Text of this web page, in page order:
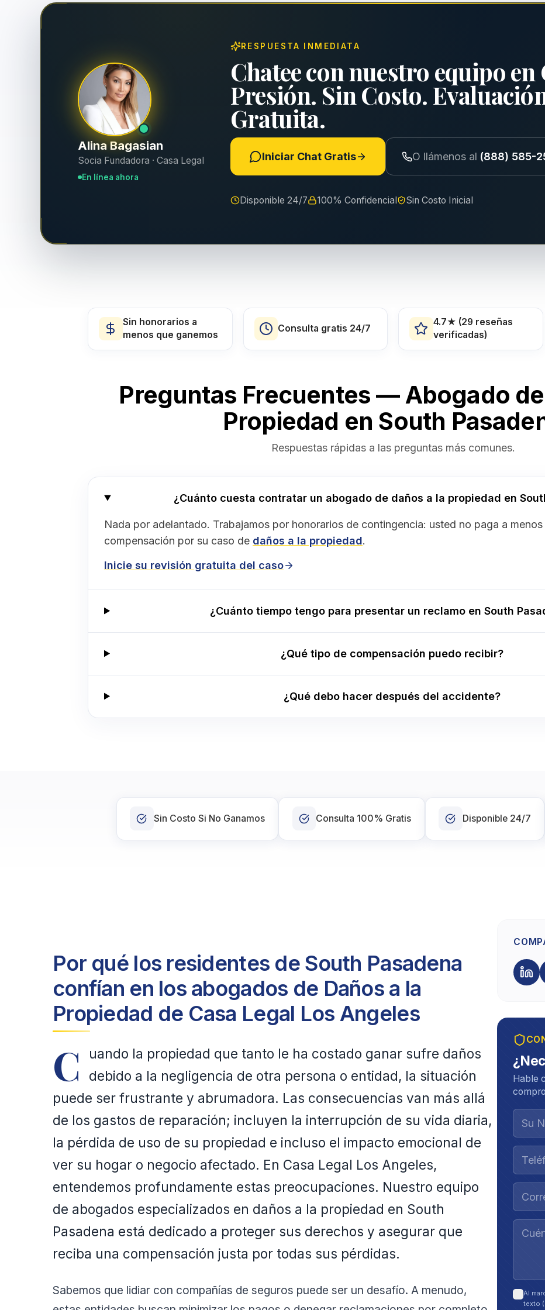
Alina Bagasian
Socia Fundadora · Casa Legal
En línea ahora
RESPUESTA INMEDIATA
Chatee con nuestro equipo en
Presión. Sin Costo.
Gratuita.
Iniciar Chat Gratis O llámenos al (888) 585-
Disponible 24/7 100% Confidencial Sin Costo Inicial
Sin honorarios a
menos que ganemos
Consulta gratis 24/7
4.7★ (29 reseñas
verificadas)
Preguntas Frecuentes — Abogado
Propiedad en South
Respuestas rápidas a las preguntas más comunes.
¿Cuánto cuesta contratar un abogado de daños a la propiedad en
Nada por adelantado. Trabajamos por honorarios de contingencia: usted no paga a
compensación por su caso de daños a la propiedad.
Inicie su revisión gratuita del caso
¿Cuánto tiempo tengo para presentar un reclamo en South
¿Qué tipo de compensación puedo recibir?
¿Qué debo hacer después del accidente?
Sin Costo Si No Ganamos Consulta 100% Gratis Disponible 24/7
Por qué los residentes de South Pasadena
confían en los abogados de Daños a la
Propiedad de Casa Legal Los Angeles
C
uando la propiedad que tanto le ha costado ganar sufre daños
debido a la negligencia de otra persona o entidad, la situación
puede ser frustrante y abrumadora. Las consecuencias van más allá
de los gastos de reparación; incluyen la interrupción de su vida diaria,
la pérdida de uso de su propiedad e incluso el impacto emocional de
ver su hogar o negocio afectado. En Casa Legal Los Angeles,
entendemos profundamente estas preocupaciones. Nuestro equipo
de abogados especializados en daños a la propiedad en South
Pasadena está dedicado a proteger sus derechos y asegurar que
reciba una compensación justa por todas sus pérdidas.
Sabemos que lidiar con compañías de seguros puede ser un desafío. A menudo,
Hable
Al
texto